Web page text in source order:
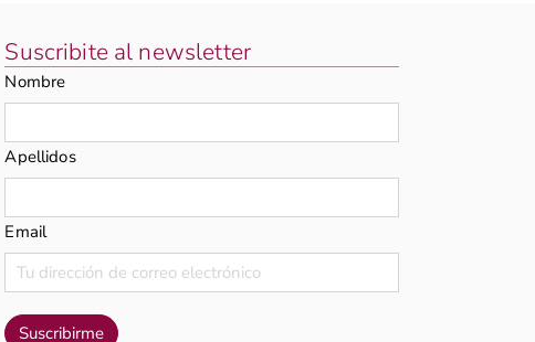
Suscribite al newsletter
Nombre
Apellidos
Email